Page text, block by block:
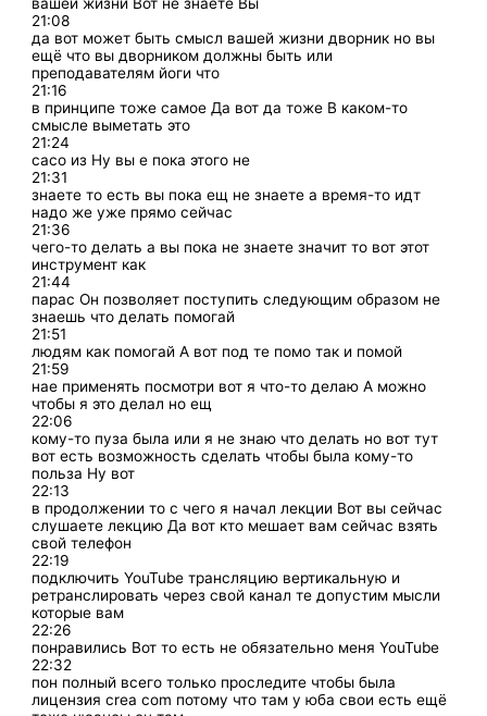
вашей жизни Вот не знаете Вы
21:08
да вот может быть смысл вашей жизни дворник но вы
ещё что вы дворником должны быть или
преподавателям йоги что
21:16
в принципе тоже самое Да вот да тоже В каком-то
смысле выметать это
21:24
сасо из Ну вы е пока этого не
21:31
знаете то есть вы пока ещ не знаете а время-то идт
надо же уже прямо сейчас
21:36
чего-то делать а вы пока не знаете значит то вот этот
инструмент как
21:44
парас Он позволяет поступить следующим образом не
знаешь что делать помогай
21:51
людям как помогай А вот под те помо так и помой
21:59
нае применять посмотри вот я что-то делаю А можно
чтобы я это делал но ещ
22:06
кому-то пуза была или я не знаю что делать но вот тут
вот есть возможность сделать чтобы была кому-то
польза Ну вот
22:13
в продолжении то с чего я начал лекции Вот вы сейчас
слушаете лекцию Да вот кто мешает вам сейчас взять
свой телефон
22:19
подключить YouTube трансляцию вертикальную и
ретранслировать через свой канал те допустим мысли
которые вам
22:26
понравились Вот то есть не обязательно меня YouTube
22:32
пон полный всего только проследите чтобы была
лицензия crea com потому что там у юба свои есть ещё